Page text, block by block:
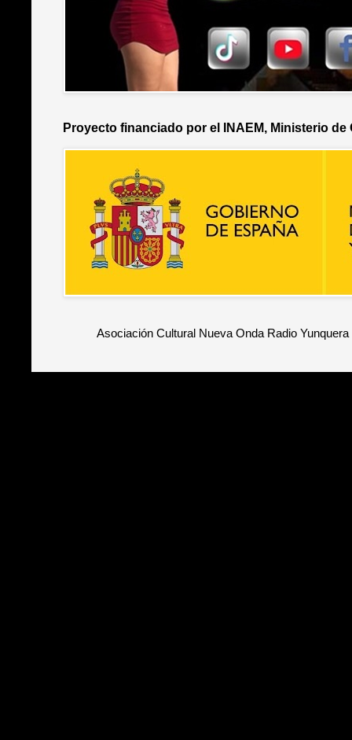
Proyecto financiado por el INAEM, Ministerio de
Asociación Cultural Nueva Onda Radio